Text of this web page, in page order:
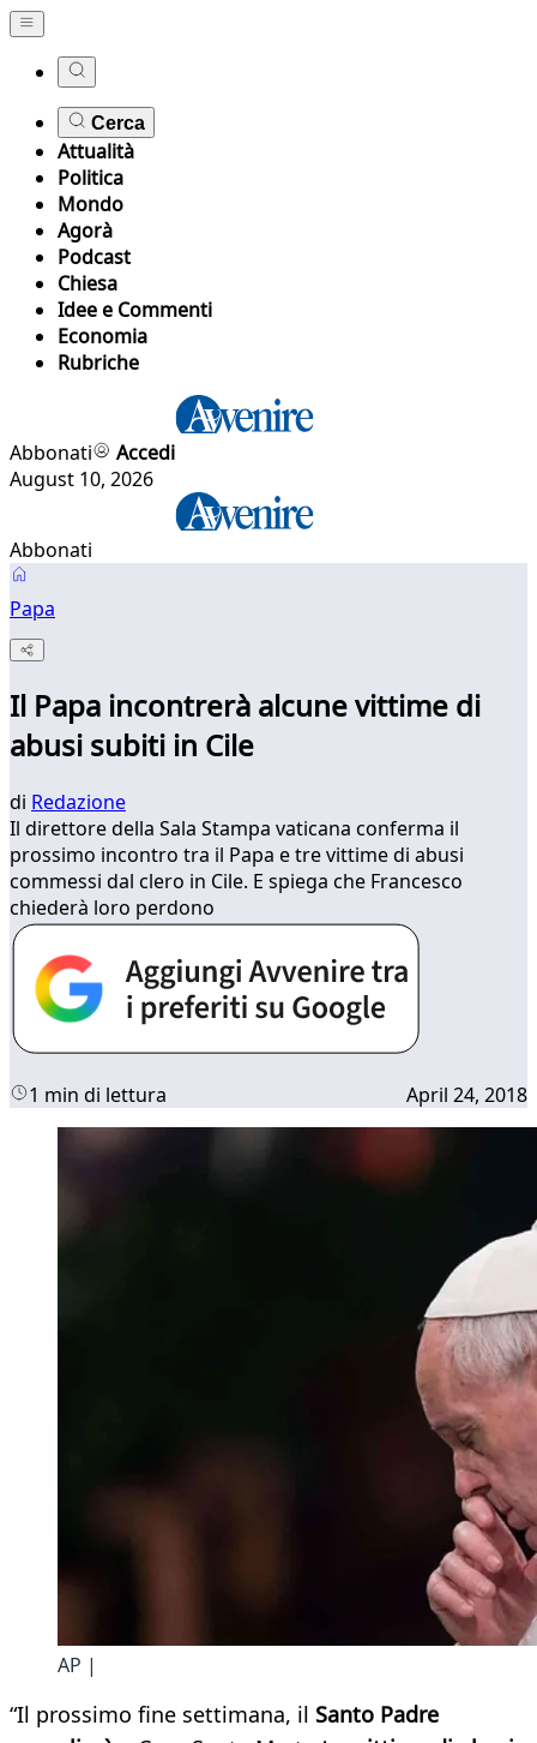
Cerca
Attualità
Politica
Mondo
Agorà
Podcast
Chiesa
Idee e Commenti
Economia
Rubriche
Abbonati
Accedi
August 10, 2026
Abbonati
Papa
Il Papa incontrerà alcune vittime di
abusi subiti in Cile
di Redazione
Il direttore della Sala Stampa vaticana conferma il
prossimo incontro tra il Papa e tre vittime di abusi
commessi dal clero in Cile. E spiega che Francesco
chiederà loro perdono
1 min di lettura April 24, 2018
AP |
“Il prossimo fine settimana, il Santo Padre